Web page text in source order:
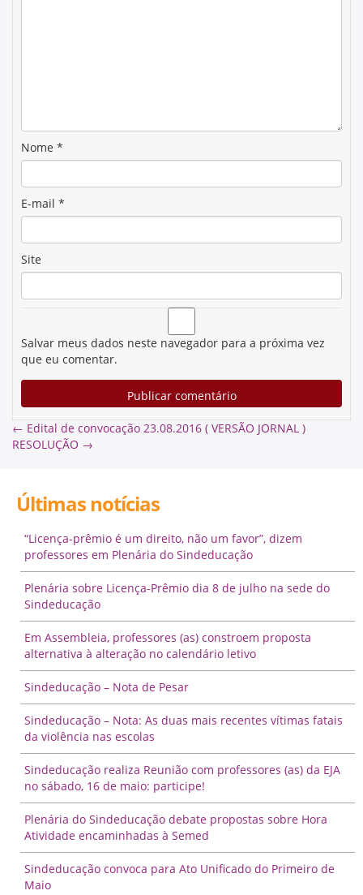
Nome *
E-mail *
Site
Salvar meus dados neste navegador para a próxima vez
que eu comentar.
← Edital de convocação 23.08.2016 ( VERSÃO JORNAL )
RESOLUÇÃO →
Últimas notícias
“Licença-prêmio é um direito, não um favor”, dizem
professores em Plenária do Sindeducação
Plenária sobre Licença-Prêmio dia 8 de julho na sede do
Sindeducação
Em Assembleia, professores (as) constroem proposta
alternativa à alteração no calendário letivo
Sindeducação – Nota de Pesar
Sindeducação – Nota: As duas mais recentes vítimas fatais
da violência nas escolas
Sindeducação realiza Reunião com professores (as) da EJA
no sábado, 16 de maio: participe!
Plenária do Sindeducação debate propostas sobre Hora
Atividade encaminhadas à Semed
Sindeducação convoca para Ato Unificado do Primeiro de
Maio